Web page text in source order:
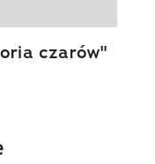
czarów"